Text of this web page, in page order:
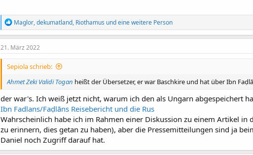
R
e
a
k
o
e
:
Maglor,dekumatland, Riothamus und eine weitere Person
21. März 2022
Sepiola schrieb:
Ahmet Zeki Validi Togan heißt der Übersetzer, er war Baschkire und hat über Ibn
der war's. Ich weiß jetzt nicht, warum ich den als Ungarn abgespeichert
Ibn Fadlans/Faḍlāns Reisebericht und die Rus
Wahrscheinlich habe ich im Rahmen einer Diskussion zu einem Artikel
zu erinnern, dies getan zu haben), aber die Pressemitteilungen sind ja
Daniel noch Zugriff darauf hat.